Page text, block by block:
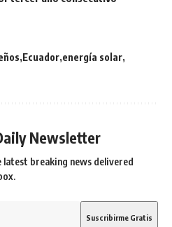
Ecuador energía solar
Newsletter
latest breaking news delivered